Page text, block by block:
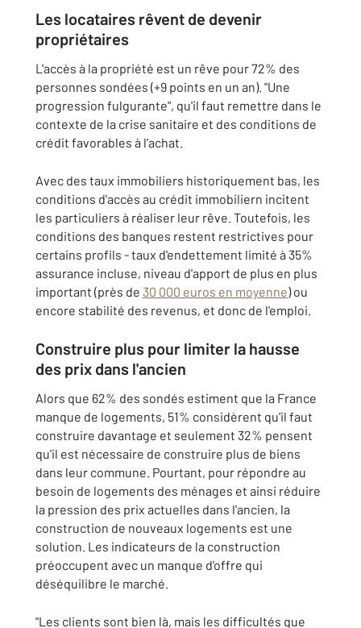
Les locataires rêvent de devenir
propriétaires
L'accès à la propriété est un rêve pour 72% des
personnes sondées (+9 points en un an). "Une
progression fulgurante", qu'il faut remettre dans le
contexte de la crise sanitaire et des conditions de
crédit favorables à l'achat.
Avec des taux immobiliers historiquement bas, les
conditions d'accès au crédit immobiliern incitent
les particuliers à réaliser leur rêve. Toutefois, les
conditions des banques restent restrictives pour
certains profils - taux d'endettement limité à 35%
assurance incluse, niveau d'apport de plus en plus
important (près de 30 000 euros en moyenne) ou
encore stabilité des revenus, et donc de l'emploi.
Construire plus pour limiter la hausse
des prix dans l'ancien
Alors que 62% des sondés estiment que la France
manque de logements, 51% considèrent qu'il faut
construire davantage et seulement 32% pensent
qu'il est nécessaire de construire plus de biens
dans leur commune. Pourtant, pour répondre au
besoin de logements des ménages et ainsi réduire
la pression des prix actuelles dans l'ancien, la
construction de nouveaux logements est une
solution. Les indicateurs de la construction
préoccupent avec un manque d'offre qui
déséquilibre le marché.
"Les clients sont bien là, mais les difficultés que